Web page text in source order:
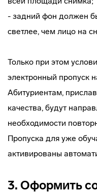
- задний фон должен
светлее, чем лицо на
Только при этом
электронный пропуск
Абитуриентам,
качества, будут
необходимости
Пропуска для уже
активированы
3. Оформить